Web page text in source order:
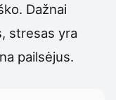
Dažnai
stresas yra
pailsėjus.